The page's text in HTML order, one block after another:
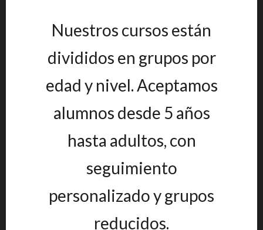
Nuestros cursos están
divididos en grupos por
edad y nivel. Aceptamos
alumnos desde 5 años
hasta adultos, con
seguimiento
personalizado y grupos
reducidos.